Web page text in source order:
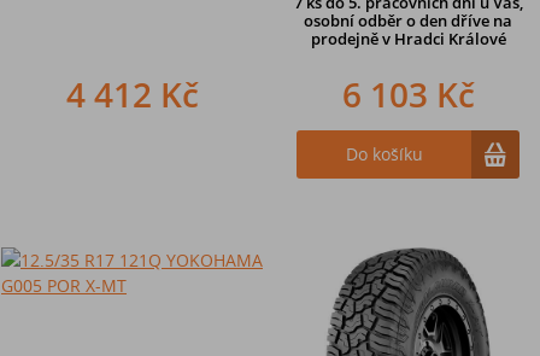
4 412 Kč
osobní odběr o den dříve na
prodejněv Hradci Králové
6 103 Kč
Do košíku